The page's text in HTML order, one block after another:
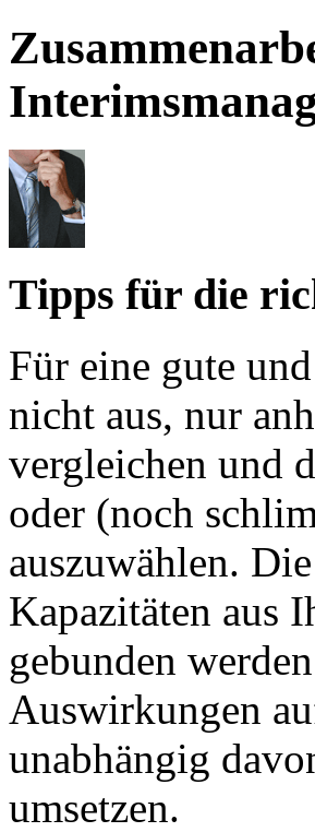
Tipps für die
Für eine gute
nicht aus, nur
vergleichen und
oder (noch
auszuwählen.
Kapazitäten aus
gebunden
Auswirkungen
unabhängig
umsetzen.